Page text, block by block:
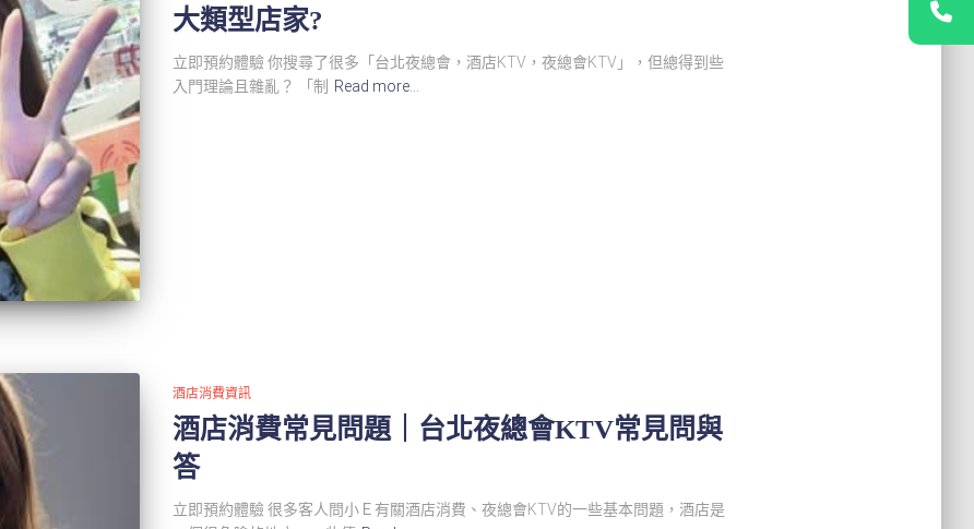
大類型店家?
立即預約體驗 你搜尋了很多「台北夜總會，酒店KTV，夜總會KTV」，但總得到些
入門理論且雜亂？ 「制
Read more…
酒店消費資訊
酒店消費常見問題｜台北夜總會KTV常見問與
答
立即預約體驗 很多客人問小Ｅ有關酒店消費、夜總會KTV的一些基本問題，酒店是